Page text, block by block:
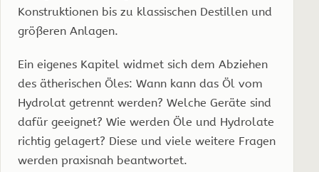
Konstruktionen bis zu klassischen Destillen und
größeren Anlagen.
Ein eigenes Kapitel widmet sich dem Abziehen
des ätherischen Öles: Wann kann das Öl vom
Hydrolat getrennt werden? Welche Geräte sind
dafür geeignet? Wie werden Öle und Hydrolate
richtig gelagert? Diese und viele weitere Fragen
werden praxisnah beantwortet.